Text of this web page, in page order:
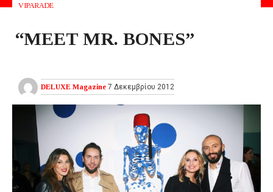
VIPARADE
“MEET MR. BONES”
DELUXE Magazine 7 Δεκεμβρίου 2012